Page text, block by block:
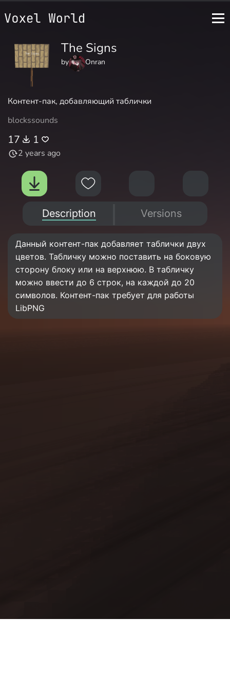
The Signs
by Onran
Контент-пак, добавляющий таблички
blockssounds
17 1
2 years ago
Description Versions
Данный контент-пак добавляет таблички двух
цветов. Табличку можно поставить на боковую
сторону блоку или на верхнюю. В табличку
можно ввести до 6 строк, на каждой до 20
символов. Контент-пак требует для работы
LibPNG